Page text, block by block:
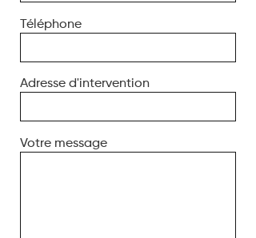
Téléphone
Adresse d'intervention
Votre message